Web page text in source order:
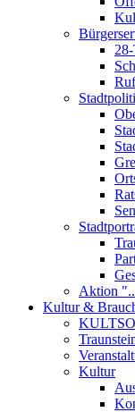
Aktion
Kultur &
Kultur